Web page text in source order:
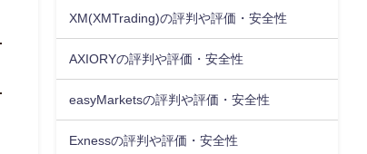
XM(XMTrading)の評判や評価・安全性
AXIORYの評判や評価・安全性
easyMarketsの評判や評価・安全性
Exnessの評判や評価・安全性